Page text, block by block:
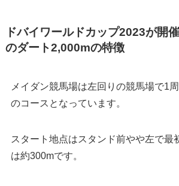
ドバイワールドカップ2023が開
のダート2,000mの特徴
メイダン競馬場は左回りの競馬場で1
のコースとなっています。
スタート地点はスタンド前やや左で最
は約300mです。